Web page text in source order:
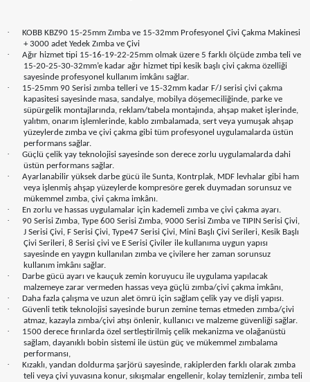
·
KOBB KBZ90 15-25mm Zımba ve 15-32mm Profesyonel Çivi Çakma Makinesi
+ 3000 adet Yedek Zımba ve Çivi
·
Ağır hizmet tipi 15-16-19-22-25mm olmak üzere 5 farklı ölçüde zımba teli ve
15-20-25-30-32mm’e kadar ağır hizmet tipi kesik başlı çivi çakma özelliği
sayesinde profesyonel kullanım imkânı sağlar.
·
15-25mm 90 Serisi zımba telleri ve 15-32mm kadar F/J serisi çivi çakma
kapasitesi sayesinde masa, sandalye, mobilya döşemeciliğinde, parke ve
süpürgelik montajlarında, reklam/tabela montajında, ahşap maket işlerinde,
yalıtım, onarım işlemlerinde, kablo zımbalamada, sert veya yumuşak ahşap
yüzeylerde zımba ve çivi çakma gibi tüm profesyonel uygulamalarda üstün
performans sağlar.
·
Güçlü çelik yay teknolojisi sayesinde son derece zorlu uygulamalarda dahi
üstün performans sağlar.
·
Ayarlanabilir yüksek darbe gücü ile Sunta, Kontrplak, MDF levhalar gibi ham
veya işlenmiş ahşap yüzeylerde kompresöre gerek duymadan sorunsuz ve
mükemmel zımba, çivi çakma imkânı.
· En zorlu ve hassas uygulamalar için kademeli zımba ve çivi çakma ayarı.
·
90 Serisi Zımba, Type 600 Serisi Zımba, 9000 Serisi Zımba ve TIPIN Serisi Çivi,
J Serisi Çivi, F Serisi Çivi, Type47 Serisi Çivi, Mini Başlı Çivi Serileri, Kesik Başlı
Çivi Serileri, 8 Serisi çivi ve E Serisi Çiviler ile kullanıma uygun yapısı
sayesinde en yaygın kullanılan zımba ve çivilere her zaman sorunsuz
kullanım imkânı sağlar.
·
Darbe gücü ayarı ve kauçuk zemin koruyucu ile uygulama yapılacak
malzemeye zarar vermeden hassas veya güçlü zımba/çivi çakma imkânı,
· Daha fazla çalışma ve uzun alet ömrü için sağlam çelik yay ve dişli yapısı.
·
Güvenli tetik teknolojisi sayesinde burun zemine temas etmeden zımba/çivi
atmaz, kazayla zımba/çivi atışı önlenir, kullanıcı ve malzeme güvenliği sağlar.
·
1500 derece fırınlarda özel sertleştirilmiş çelik mekanizma ve olağanüstü
sağlam, dayanıklı bobin sistemi ile üstün güç ve mükemmel zımbalama
performansı,
·
Kızaklı, yandan doldurma şarjörü sayesinde, rakiplerden farklı olarak zımba
teli veya çivi yuvasına konur, sıkışmalar engellenir, kolay temizlenir, zımba teli